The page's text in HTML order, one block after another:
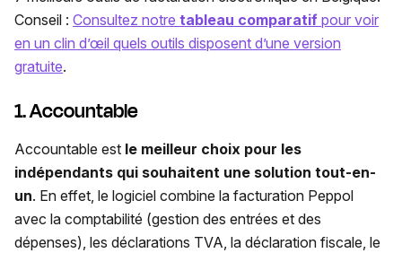
Conseil : Consultez notre tableau comparatif pour voir
en un clin d’œil quels outils disposent d’une version
gratuite.
1. Accountable
Accountable est le meilleur choix pour les
indépendants qui souhaitent une solution tout-en-
un. En effet, le logiciel combine la facturation Peppol
avec la comptabilité (gestion des entrées et des
dépenses), les déclarations TVA, la déclaration fiscale, le